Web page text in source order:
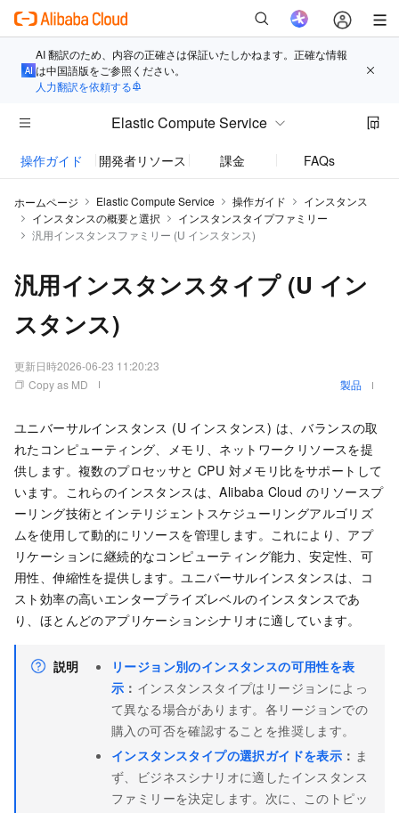
AI 翻訳のため、内容の正確さは保証いたしかねます。正確な情報
は中国語版をご参照ください。
人力翻訳を依頼する
Elastic Compute Service
操作ガイド 開発者リソース 課金 FAQs
ホームページ Elastic Compute Service 操作ガイド
インスタンス
インスタンスの概要と選択
インスタンスタイプファミリー
汎用インスタンスファミリー (U インスタンス)
汎用インスタンスタイプ (U イン
スタンス)
更新日時2026-06-23 11:20:23
Copy as MD
製品
ユニバーサルインスタンス (U インスタンス) は、バランスの取
れたコンピューティング、メモリ、ネットワークリソースを提
供します。複数のプロセッサと CPU 対メモリ比をサポートして
います。これらのインスタンスは、Alibaba Cloud のリソースプ
ーリング技術とインテリジェントスケジューリングアルゴリズ
ムを使用して動的にリソースを管理します。これにより、アプ
リケーションに継続的なコンピューティング能力、安定性、可
用性、伸縮性を提供します。ユニバーサルインスタンスは、コ
スト効率の高いエンタープライズレベルのインスタンスであ
り、ほとんどのアプリケーションシナリオに適しています。
説明
リージョン別のインスタンスの可用性を表
示 ： インスタンスタイプはリージョンによっ
て異なる場合があります。各リージョンでの
購入の可否を確認することを推奨します。
インスタンスタイプの選択ガイドを表示 ： ま
ず、ビジネスシナリオに適したインスタンス
ファミリーを決定します。次に、このトピッ